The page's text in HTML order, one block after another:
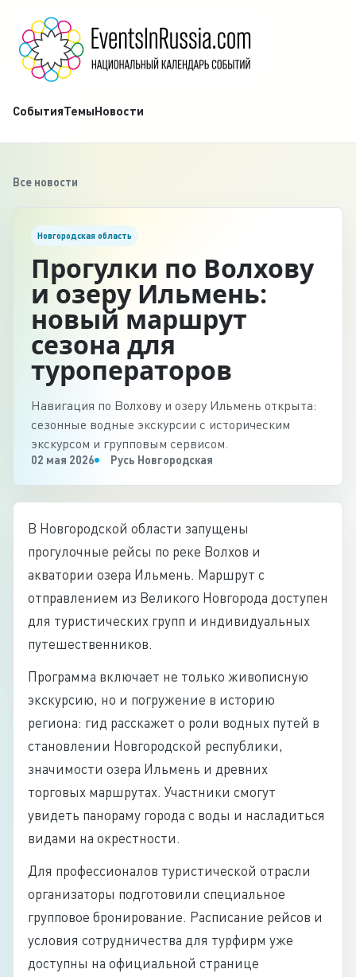
СобытияТемыНовости
Все новости
Новгородская область
Прогулки по Волхову
и озеру Ильмень:
новый маршрут
сезона для
туроператоров
Навигация по Волхову и озеру Ильмень открыта:
сезонные водные экскурсии с историческим
экскурсом и групповым сервисом.
02 мая 2026 Русь Новгородская
В Новгородской области запущены
прогулочные рейсы по реке Волхов и
акватории озера Ильмень. Маршрут с
отправлением из Великого Новгорода доступен
для туристических групп и индивидуальных
путешественников.
Программа включает не только живописную
экскурсию, но и погружение в историю
региона: гид расскажет о роли водных путей в
становлении Новгородской республики,
значимости озера Ильмень и древних
торговых маршрутах. Участники смогут
увидеть панораму города с воды и насладиться
видами на окрестности.
Для профессионалов туристической отрасли
организаторы подготовили специальное
групповое бронирование. Расписание рейсов и
условия сотрудничества для турфирм уже
доступны на официальной странице